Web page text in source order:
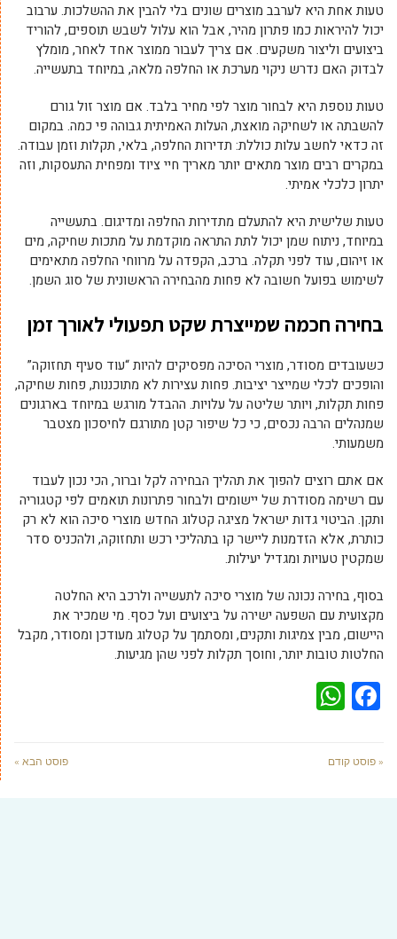
טעות אחת היא לערבב מוצרים שונים בלי להבין את ההשלכות. ערבוב
יכול להיראות כמו פתרון מהיר, אבל הוא עלול לשבש תוספים, להוריד
ביצועים וליצור משקעים. אם צריך לעבור ממוצר אחד לאחר, מומלץ
לבדוק האם נדרש ניקוי מערכת או החלפה מלאה, במיוחד בתעשייה.
טעות נוספת היא לבחור מוצר לפי מחיר בלבד. אם מוצר זול גורם
להשבתה או לשחיקה מואצת, העלות האמיתית גבוהה פי כמה. במקום
זה כדאי לחשב עלות כוללת: תדירות החלפה, בלאי, תקלות וזמן עבודה.
במקרים רבים מוצר מתאים יותר מאריך חיי ציוד ומפחית התעסקות, וזה
יתרון כלכלי אמיתי.
טעות שלישית היא להתעלם מתדירות החלפה ומדיגום. בתעשייה
במיוחד, ניתוח שמן יכול לתת התראה מוקדמת על מתכות שחיקה, מים
או זיהום, עוד לפני תקלה. ברכב, הקפדה על מרווחי החלפה מתאימים
לשימוש בפועל חשובה לא פחות מהבחירה הראשונית של סוג השמן.
בחירה חכמה שמייצרת שקט תפעולי לאורך זמן
כשעובדים מסודר, מוצרי הסיכה מפסיקים להיות “עוד סעיף תחזוקה”
והופכים לכלי שמייצר יציבות. פחות עצירות לא מתוכננות, פחות שחיקה,
פחות תקלות, ויותר שליטה על עלויות. ההבדל מורגש במיוחד בארגונים
שמנהלים הרבה נכסים, כי כל שיפור קטן מתורגם לחיסכון מצטבר
משמעותי.
אם אתם רוצים להפוך את תהליך הבחירה לקל וברור, הכי נכון לעבוד
עם רשימה מסודרת של יישומים ולבחור פתרונות תואמים לפי קטגוריה
ותקן. הביטוי גדות ישראל מציגה קטלוג החדש מוצרי סיכה הוא לא רק
כותרת, אלא הזדמנות ליישר קו בתהליכי רכש ותחזוקה, ולהכניס סדר
שמקטין טעויות ומגדיל יעילות.
בסוף, בחירה נכונה של מוצרי סיכה לתעשייה ולרכב היא החלטה
מקצועית עם השפעה ישירה על ביצועים ועל כסף. מי שמכיר את
היישום, מבין צמיגות ותקנים, ומסתמך על קטלוג מעודכן ומסודר, מקבל
החלטות טובות יותר, וחוסך תקלות לפני שהן מגיעות.
Facebook
« פוסט קודם פוסט הבא »